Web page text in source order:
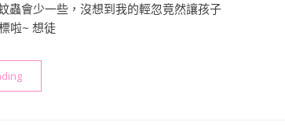
蟲會少一些，沒想到我的輕忽竟然讓孩子
啦~ 想徒
“嬰幼兒童防蚊推薦》KINCHO 日本金鳥 | 金鳥防蚊噴霧